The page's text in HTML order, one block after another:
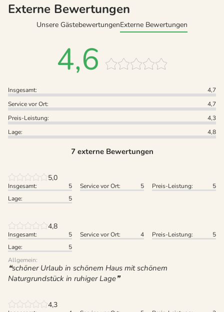
Externe Bewertungen
Unsere GästebewertungenExterne Bewertungen
4,6
Insgesamt:
4,7
Service vor Ort:
4,7
Preis-Leistung:
4,3
Lage:
4,8
7 externe Bewertungen
5,0
Insgesamt: 5 Service vor Ort: 5 Preis-Leistung:
5
Lage:
5
4,8
Insgesamt: 5 Service vor Ort: 4 Preis-Leistung:
5
Lage:
5
Allgemein:
schöner Urlaub in schönem Haus mit schönem
Naturgrundstück in ruhiger Lage
4,3